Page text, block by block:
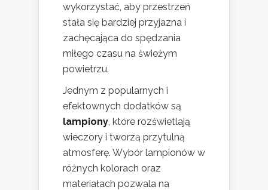
wykorzystać, aby przestrzeń
stała się bardziej przyjazna i
zachęcająca do spędzania
miłego czasu na świeżym
powietrzu.
Jednym z popularnych i
efektownych dodatków są
lampiony, które rozświetlają
wieczory i tworzą przytulną
atmosferę. Wybór lampionów w
różnych kolorach oraz
materiałach pozwala na